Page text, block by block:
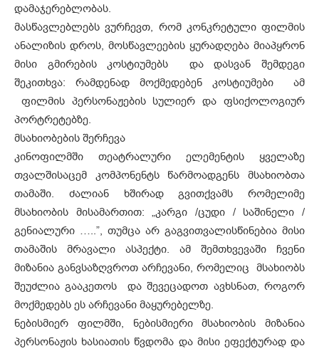
დამაჯერებლობას.
მასწავლებლებს ვურჩევთ, რომ კონკრეტული ფილმის
ანალიზის დროს, მოსწავლეების ყურადღება მიაპყრონ
მისი გმირების კოსტიუმებს და დასვან შემდეგი
შეკითხვა: რამდენად მოქმედებენ კოსტიუმები ამ
ფილმის პერსონაჟების სულიერ და ფსიქოლოგიურ
პორტრეტებზე.
მსახიობების შერჩევა
კინოფილმში თეატრალური ელემენტის ყველაზე
თვალშისაცემ კომპონენტს წარმოადგენს მსახიობთა
თამაში. ძალიან ხშირად გვითქვამს რომელიმე
მსახიობის მისამართით: „კარგი /ცუდი / საშინელი /
გენიალური …..”, თუმცა არ გაგვითვალისწინებია მისი
თამაშის მრავალი ასპექტი. ამ შემთხვევაში ჩვენი
მიზანია განვსაზღვროთ არჩევანი, რომელიც მსახიობს
შეუძლია გააკეთოს და შევეცადოთ ავხსნათ, როგორ
მოქმედებს ეს არჩევანი მაყურებელზე.
ნებისმიერ ფილმში, ნებისმიერი მსახიობის მიზანია
პერსონაჟის ხასიათის წვდომა და მისი ეფექტურად და